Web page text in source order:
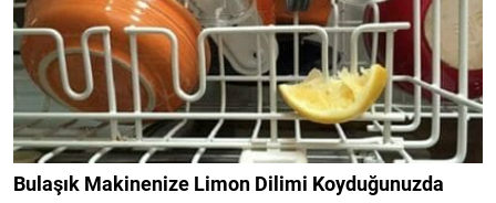
Bulaşık Makinenize Limon Dilimi Koyduğunuzda